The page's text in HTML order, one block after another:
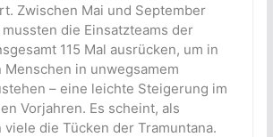
Zwischen Mai und September
die Einsatzteams der
115 Mal ausrücken, um in
Menschen in unwegsamem
– eine leichte Steigerung im
Vorjahren. Es scheint, als
die Tücken der Tramuntana.